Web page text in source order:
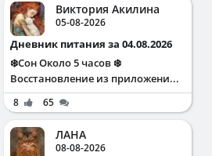
Виктория Акилина
05-08-2026
Дневник питания за 04.08.2026
❄️Сон Около 5 часов ❄️
Восстановление из приложени...
8 65
ЛАНА
08-08-2026